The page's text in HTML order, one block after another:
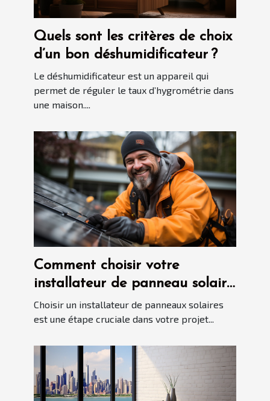
Quels sont les critères de choix
d’un bon déshumidificateur ?
Le déshumidificateur est un appareil qui
permet de réguler le taux d’hygrométrie dans
une maison....
Comment choisir votre
installateur de panneau solaire
?
Choisir un installateur de panneaux solaires
est une étape cruciale dans votre projet...